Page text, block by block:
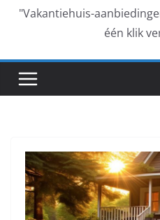
"Vakantiehuis-
één klik